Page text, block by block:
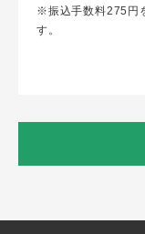
※振込手数料275円
す。